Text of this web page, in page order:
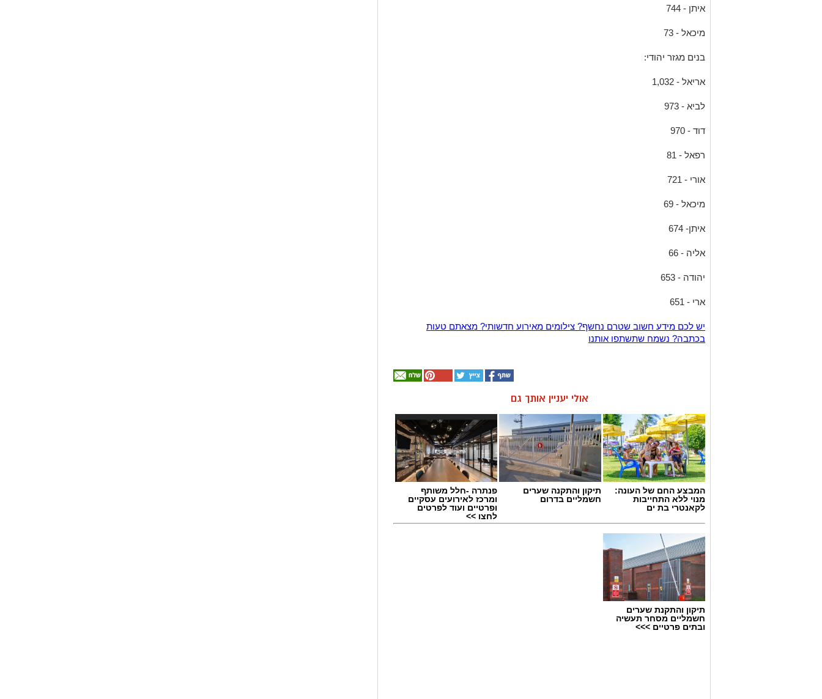
איתן - 744
מיכאל - 73
בנים מגזר יהודי:
אריאל - 1,032
לביא - 973
דוד - 970
רפאל - 81
אורי - 721
מיכאל - 69
איתן- 674
אליה - 66
יהודה - 653
ארי - 651
יש לכם מידע חשוב שטרם נחשף? צילומים מאירוע חדשותי? מצאתם טעות
בכתבה? נשמח שתשתפו אותנו
אולי יעניין אותך גם
המבצע החם של העונה:
מנוי ללא התחייבות
לקאנטרי בת ים
תיקון והתקנה שערים
חשמליים בדרום
פנתרה -חלל משותף
ומרכז לאירועים עסקיים
ופרטיים ועוד לפרטים
לחצו >>
תיקון והתקנת שערים
חשמליים מסחר תעשיה
ובתים פרטיים >>>